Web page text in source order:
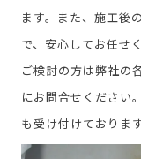
ます。また、施工後
で、安心してお任せ
ご検討の方は弊社の
にお問合せください
も受け付けております